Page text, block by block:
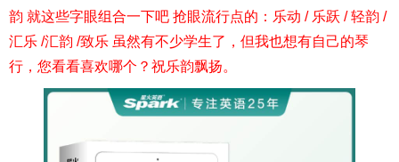
韵 就这些字眼组合一下吧 抢眼流行点的：乐动 / 乐跃 / 轻韵 /
汇乐 /汇韵 /致乐 虽然有不少学生了，但我也想有自己的琴
行，您看看喜欢哪个？祝乐韵飘扬。